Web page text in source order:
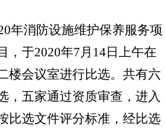
年消防设施维护保养服务项
，于2020年7月14日上午在
楼会议室进行比选。共有六
，五家通过资质审查，进入
比选文件评分标准，经比选